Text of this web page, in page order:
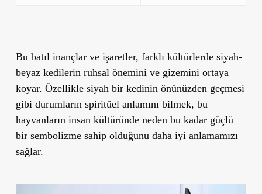
Bu batıl inançlar ve işaretler, farklı kültürlerde siyah-
beyaz kedilerin ruhsal önemini ve gizemini ortaya
koyar. Özellikle siyah bir kedinin önünüzden geçmesi
gibi durumların spiritüel anlamını bilmek, bu
hayvanların insan kültüründe neden bu kadar güçlü
bir sembolizme sahip olduğunu daha iyi anlamamızı
sağlar.